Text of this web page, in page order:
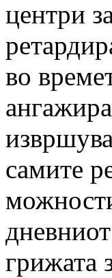
центри
во
самите
грижата